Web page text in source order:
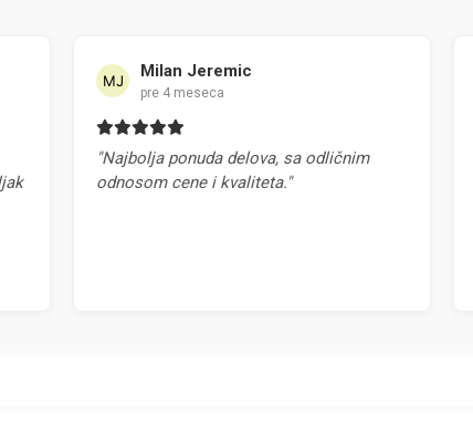
Milan Jeremic
pre 4 meseca
"Najbolja ponuda delova, sa odličnim
odnosom cene i kvaliteta."